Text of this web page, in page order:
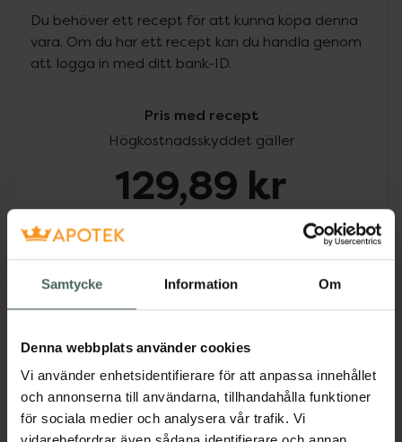
Samtycke Information Om
Denna webbplats använder cookies
Vi använder enhetsidentifierare för att anpassa innehållet
och annonserna till användarna, tillhandahålla funktioner
för sociala medier och analysera vår trafik. Vi
Du behöver ett recept för att kunna köpa denna
vara. Om du har ett recept kan du handla genom
att logga in med ditt bank-ID.
Pris med recept
Högkostnadsskyddet gäller
129,89 kr
Köp via ditt recept
Beskrivning Dölj